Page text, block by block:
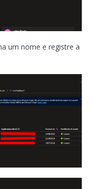
um nome e registre a